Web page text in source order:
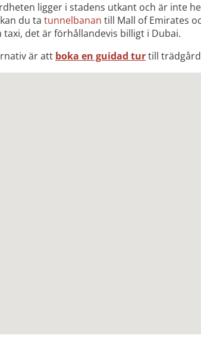
ligger i stadens utkant och är inte
du ta tunnelbanan till Mall of Emirates
taxi, det är förhållandevis billigt i Dubai.
är att boka en guidad turtill